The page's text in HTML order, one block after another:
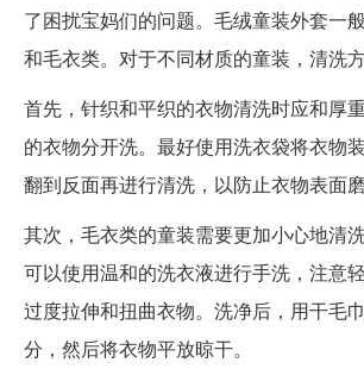
了困扰宝妈们的问题。毛绒童装外套一
和毛衣类。对于不同材质的童装，清洗
首先，针织和平织的衣物清洗时应和厚
的衣物分开洗。最好使用洗衣袋将衣物
翻到反面再进行清洗，以防止衣物表面磨
其次，毛衣类的童装需要更加小心地清
可以使用温和的洗衣液进行手洗，注意
过度拉伸和扭曲衣物。洗净后，用干毛
分，然后将衣物平放晾干。